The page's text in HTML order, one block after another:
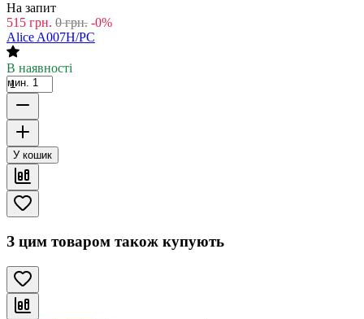
На запит
515 грн. 0 грн. -0%
Alice A007H/PC
В наявності
мин. 1
У кошик
З цим товаром також купують